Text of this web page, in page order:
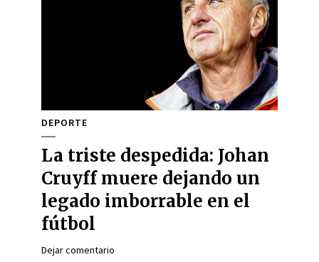
DEPORTE
La triste despedida: Johan
Cruyff muere dejando un
legado imborrable en el
fútbol
Dejar comentario